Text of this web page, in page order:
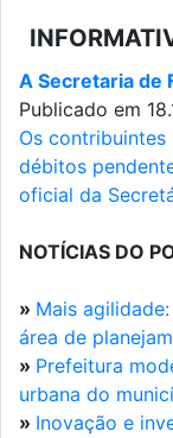
A Secretaria de
Publicado em
Os
débitos
oficial da
NOTÍCIAS DO
» Mais
área de
» Prefeitura
urbana do
» Inovação e